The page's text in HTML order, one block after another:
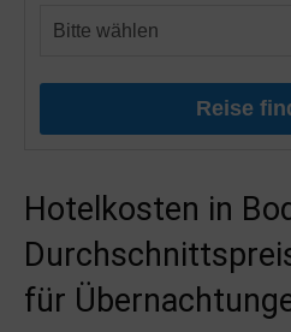
Reise
Hotelkosten in
für